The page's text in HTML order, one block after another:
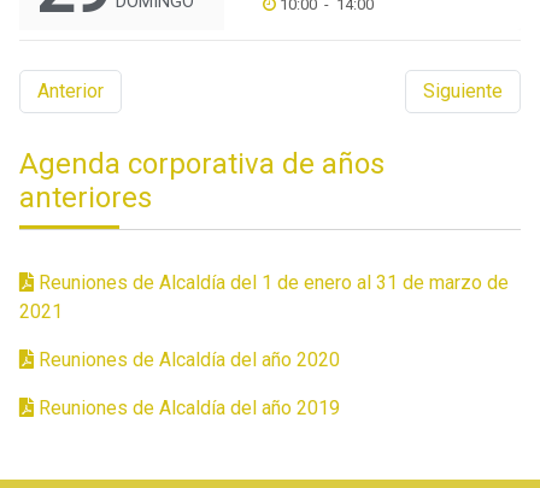
10:00 - 14:00
Anterior Siguiente
Agenda corporativa de años
anteriores
Reuniones de Alcaldía del 1 de enero al 31 de marzo de
2021
Reuniones de Alcaldía del año 2020
Reuniones de Alcaldía del año 2019